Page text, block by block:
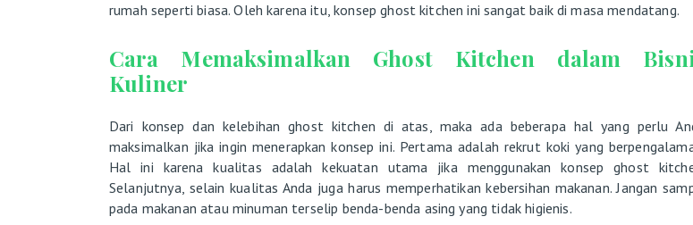
rumah seperti biasa. Oleh karena itu, konsep ghost kitchen ini sangat baik di masa mendatang.
Cara Memaksimalkan Ghost Kitchen dalam
Kuliner
Dari konsep dan kelebihan ghost kitchen di atas, maka ada beberapa hal yang perlu
maksimalkan jika ingin menerapkan konsep ini. Pertama adalah rekrut koki yang
Hal ini karena kualitas adalah kekuatan utama jika menggunakan konsep ghost
Selanjutnya, selain kualitas Anda juga harus memperhatikan kebersihan makanan. Jangan
pada makanan atau minuman terselip benda-benda asing yang tidak higienis.